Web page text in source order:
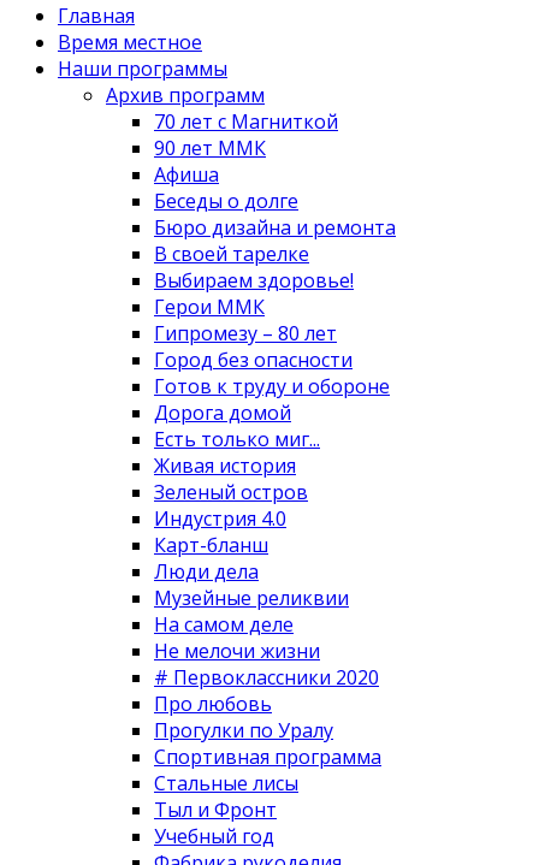
Главная
Время местное
Наши программы
Архив программ
70 лет с Магниткой
90 лет ММК
Афиша
Беседы о долге
Бюро дизайна и ремонта
В своей тарелке
Выбираем здоровье!
Герои ММК
Гипромезу – 80 лет
Город без опасности
Готов к труду и обороне
Дорога домой
Есть только миг...
Живая история
Зеленый остров
Индустрия 4.0
Карт-бланш
Люди дела
Музейные реликвии
На самом деле
Не мелочи жизни
# Первоклассники 2020
Про любовь
Прогулки по Уралу
Спортивная программа
Стальные лисы
Тыл и Фронт
Учебный год